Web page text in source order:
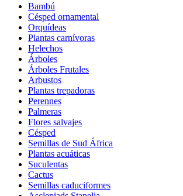
Bambú
Césped ornamental
Orquídeas
Plantas carnívoras
Helechos
Árboles
Árboles Frutales
Arbustos
Plantas trepadoras
Perennes
Palmeras
Flores salvajes
Césped
Semillas de Sud África
Plantas acuáticas
Suculentas
Cactus
Semillas caduciformes